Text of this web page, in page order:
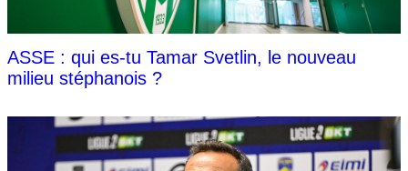
ASSE : qui es-tu Tamar Svetlin, le nouveau
milieu stéphanois ?